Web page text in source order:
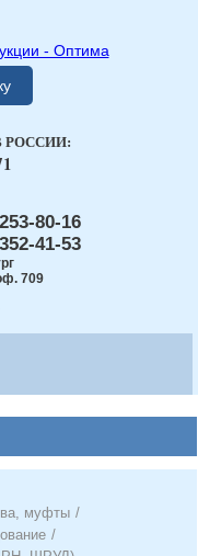
253-80-16
352-41-53
709
РОССИИ:
муфты /
/